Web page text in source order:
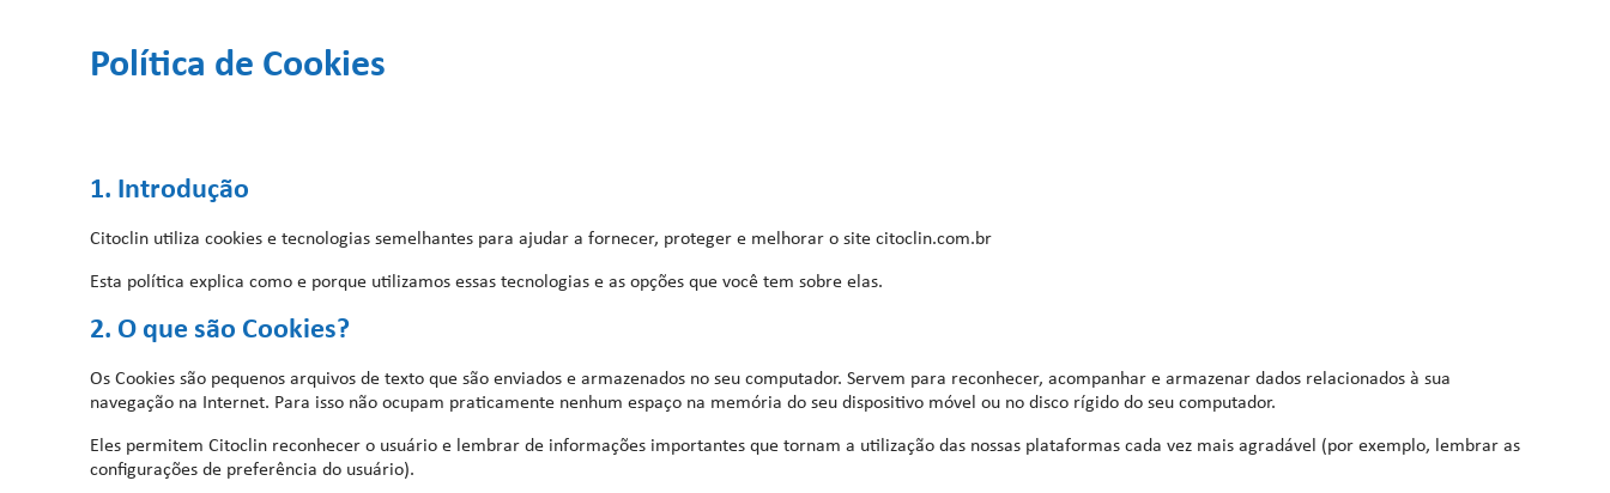
Política de Cookies
1. Introdução
Citoclin utiliza cookies e tecnologias semelhantes para ajudar a fornecer, proteger e melhorar o site citoclin.com.br
Esta política explica como e porque utilizamos essas tecnologias e as opções que você tem sobre elas.
2. O que são Cookies?
Os Cookies são pequenos arquivos de texto que são enviados e armazenados no seu computador. Servem para reconhecer, acompanhar e armazenar dados relacionados à sua
navegação na Internet. Para isso não ocupam praticamente nenhum espaço na memória do seu dispositivo móvel ou no disco rígido do seu computador.
Eles permitem Citoclin reconhecer o usuário e lembrar de informações importantes que tornam a utilização das nossas plataformas cada vez mais agradável (por exemplo, lembrar as
configurações de preferência do usuário).